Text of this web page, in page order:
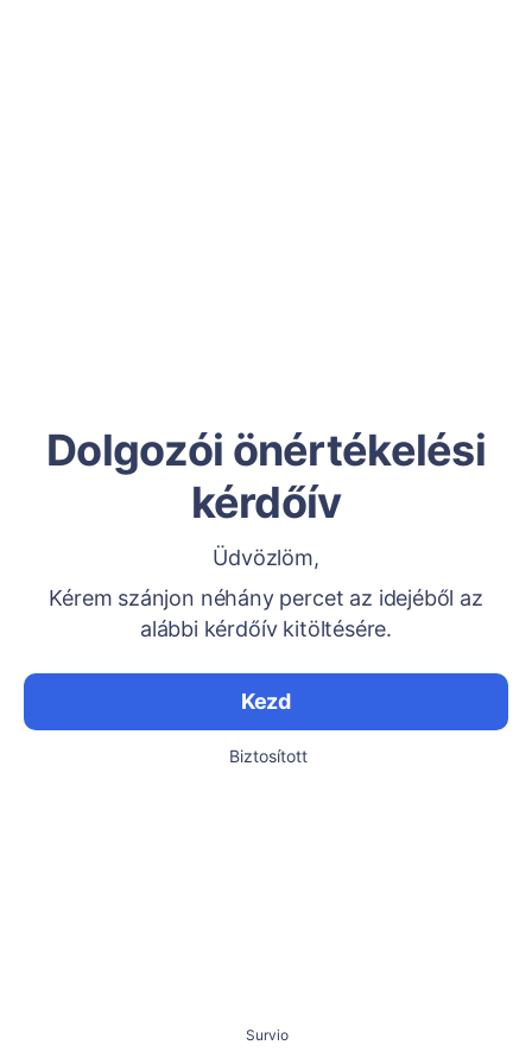
Dolgozói önértékelési
kérdőív
Üdvözlöm,
Kérem szánjon néhány percet az idejéből az
alábbi kérdőív kitöltésére.
Kezd
Biztosított
Survio